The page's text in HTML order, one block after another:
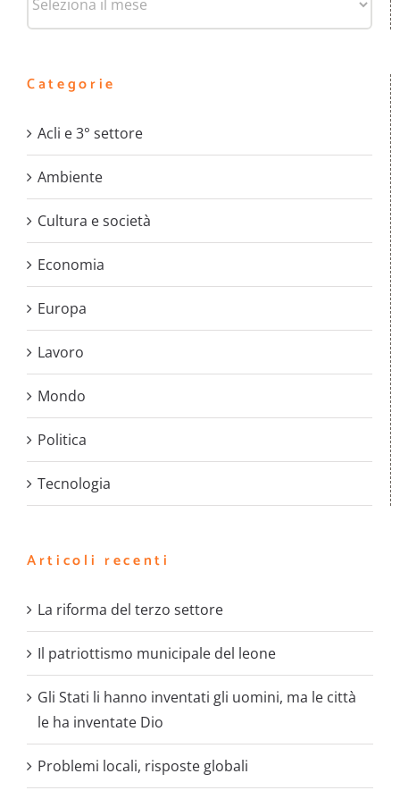
Categorie
Acli e 3° settore
Ambiente
Cultura e società
Economia
Europa
Lavoro
Mondo
Politica
Tecnologia
Articoli recenti
La riforma del terzo settore
Il patriottismo municipale del leone
Gli Stati li hanno inventati gli uomini, ma le città
le ha inventate Dio
Problemi locali, risposte globali